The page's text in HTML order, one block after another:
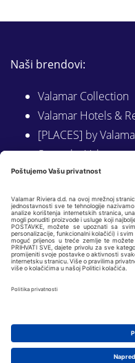
Naši brendovi:
Valamar Collection
Valamar Hotels &
[PLACES] by
Sunny by Valamar
Valamar Camping
Istraži na Valamar.com
Slijedite nas na: